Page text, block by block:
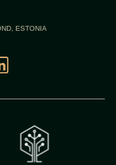
ESTONIA